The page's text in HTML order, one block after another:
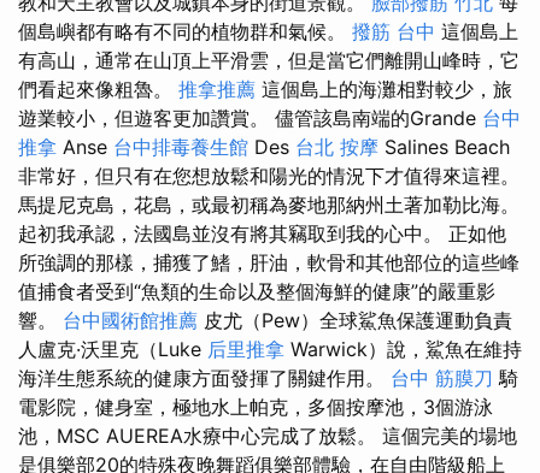
個島嶼都有略有不同的植物群和氣候。 撥筋 台中 這個島上
有高山，通常在山頂上平滑雲，但是當它們離開山峰時，它
們看起來像粗魯。 推拿推薦 這個島上的海灘相對較少，旅
遊業較小，但遊客更加讚賞。 儘管該島南端的Grande 台中
推拿 Anse 台中排毒養生館 Des 台北 按摩 Salines Beach
非常好，但只有在您想放鬆和陽光的情況下才值得來這裡。
馬提尼克島，花島，或最初稱為麥地那納州土著加勒比海。
起初我承認，法國島並沒有將其竊取到我的心中。 正如他
所強調的那樣，捕獲了鰭，肝油，軟骨和其他部位的這些峰
值捕食者受到“魚類的生命以及整個海鮮的健康”的嚴重影
響。 台中國術館推薦 皮尤（Pew）全球鯊魚保護運動負責
人盧克·沃里克（Luke 后里推拿 Warwick）說，鯊魚在維持
海洋生態系統的健康方面發揮了關鍵作用。 台中 筋膜刀 騎
電影院，健身室，極地水上帕克，多個按摩池，3個游泳
池，MSC AUEREA水療中心完成了放鬆。 這個完美的場地
是俱樂部20的特殊夜晚舞蹈俱樂部體驗，在自由階級船上